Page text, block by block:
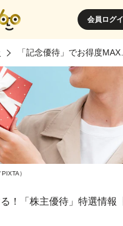
会員ログ
「記念優待」でお得度
）
！「株主優待」特選情報